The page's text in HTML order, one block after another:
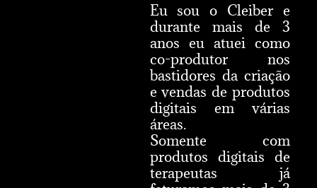
Eu sou o Cleiber e
durante mais de 3
anos eu atuei como
co-produtor nos
bastidores da criação
e vendas de produtos
digitais em várias
áreas.
Somente com
produtos digitais de
terapeutas já